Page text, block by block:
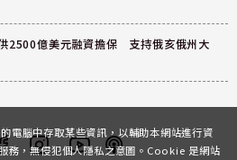
2500億美元融資擔保 支持俄亥俄州大
電腦中存取某些資訊，以輔助本網站進行資
務，無侵犯個人隱私之意圖。Cookie 是網站